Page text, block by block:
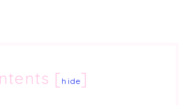
[ hide]